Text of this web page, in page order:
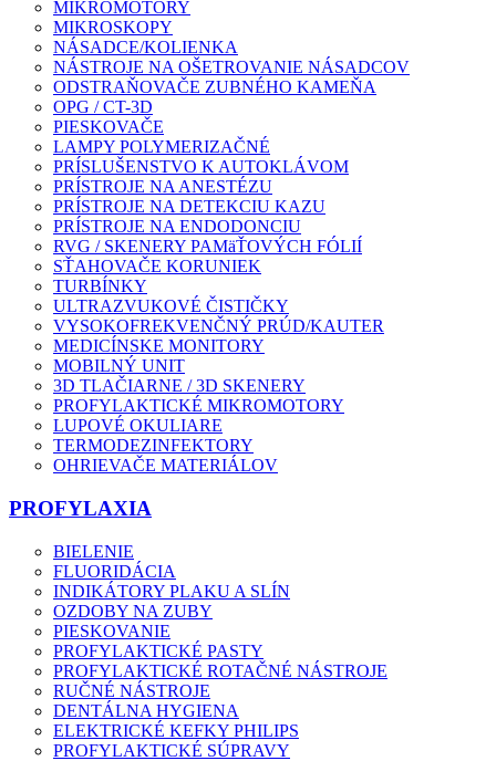
MIKROMOTORY
MIKROSKOPY
NÁSADCE/KOLIENKA
NÁSTROJE NA OŠETROVANIE NÁSADCOV
ODSTRAŇOVAČE ZUBNÉHO KAMEŇA
OPG / CT-3D
PIESKOVAČE
LAMPY POLYMERIZAČNÉ
PRÍSLUŠENSTVO K AUTOKLÁVOM
PRÍSTROJE NA ANESTÉZU
PRÍSTROJE NA DETEKCIU KAZU
PRÍSTROJE NA ENDODONCIU
RVG / SKENERY PAMäŤOVÝCH FÓLIÍ
SŤAHOVAČE KORUNIEK
TURBÍNKY
ULTRAZVUKOVÉ ČISTIČKY
VYSOKOFREKVENČNÝ PRÚD/KAUTER
MEDICÍNSKE MONITORY
MOBILNÝ UNIT
3D TLAČIARNE / 3D SKENERY
PROFYLAKTICKÉ MIKROMOTORY
LUPOVÉ OKULIARE
TERMODEZINFEKTORY
OHRIEVAČE MATERIÁLOV
PROFYLAXIA
BIELENIE
FLUORIDÁCIA
INDIKÁTORY PLAKU A SLÍN
OZDOBY NA ZUBY
PIESKOVANIE
PROFYLAKTICKÉ PASTY
PROFYLAKTICKÉ ROTAČNÉ NÁSTROJE
RUČNÉ NÁSTROJE
DENTÁLNA HYGIENA
ELEKTRICKÉ KEFKY PHILIPS
PROFYLAKTICKÉ SÚPRAVY